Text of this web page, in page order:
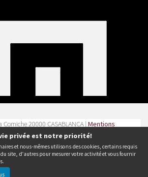
privée est notre priorité!
et nous-mêmes utilisons des cookies, certains requis
site, d'autres pour mesurer votre activité et vous fournir
Corniche 20000 CASABLANCA | Mentions
légales| Contact| Tel :
de confidentialité